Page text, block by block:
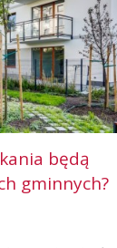
będą
gminnych?